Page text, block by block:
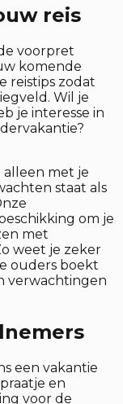
reis
voorpret
komende
reistips zodat
Wil je
je interesse in
alleen met je
staat als
om je
met
weet je zeker
ouders boekt
verwachtingen
een vakantie
en
voor de